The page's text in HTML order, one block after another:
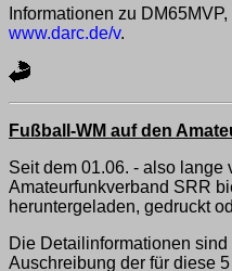
Informationen zu
www.darc.de/v.
Fußball-WM auf den
Seit dem 01.06. - also
Amateurfunkverband SRR
heruntergeladen, gedruckt
Die Detailinformationen sind
Auschreibung der für diese